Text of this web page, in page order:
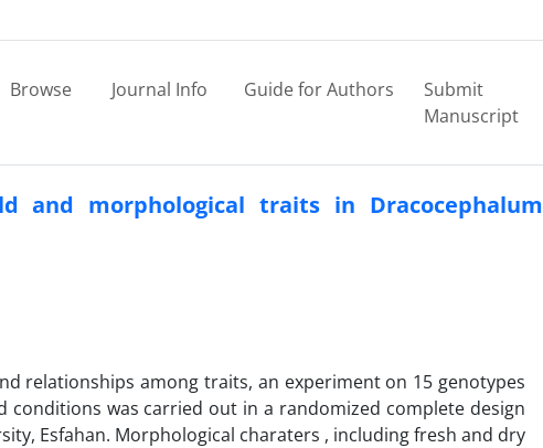
Browse Journal Info Guide for Authors
Submit
Manuscript
and morphological traits in Dracocephalum
relationships among traits, an experiment on 15 genotypes
conditions was carried out in a randomized complete design
Esfahan. Morphological charaters , including fresh and dry